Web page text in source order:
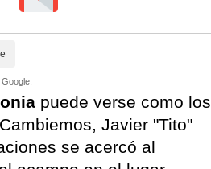
puede verse como los
Javier "Tito"
se acercó al